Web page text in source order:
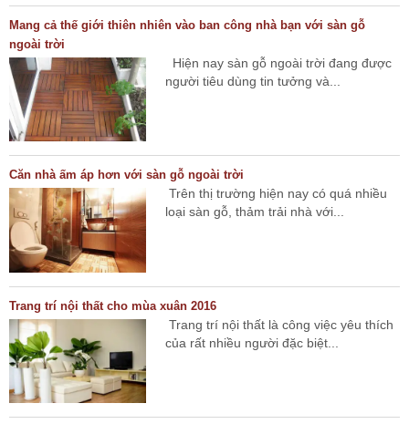
Mang cả thế giới thiên nhiên vào ban công nhà bạn với sàn gỗ
ngoài trời
Hiện nay sàn gỗ ngoài trời đang được
người tiêu dùng tin tưởng và...
Căn nhà ấm áp hơn với sàn gỗ ngoài trời
Trên thị trường hiện nay có quá nhiều
loại sàn gỗ, thảm trải nhà với...
Trang trí nội thất cho mùa xuân 2016
Trang trí nội thất là công việc yêu thích
của rất nhiều người đặc biệt...